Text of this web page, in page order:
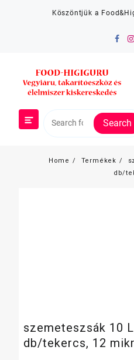
Köszöntjük a
Search
Home Termékek
db/
szemeteszsák 10
db/tekercs, 12